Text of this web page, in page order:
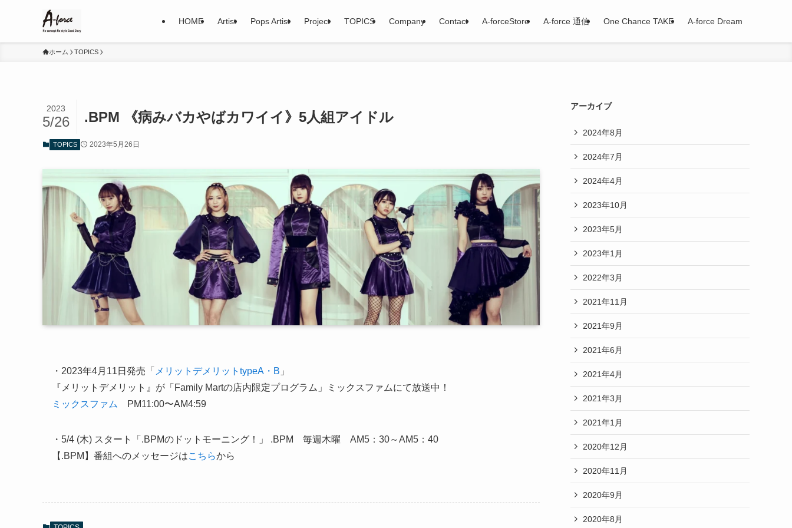
HOME Artist Pops Artist Project TOPICS Company Contact A-forceStore A-force 通信 One Chance TAKE A-force Dream
ホーム TOPICS
.BPM 《病みバカやばカワイイ》5人組アイドル
2023
5/26
TOPICS 2023年5月26日
・2023年4月11日発売「 メリットデメリットtypeA・B 」
『メリットデメリット』が「Family Martの店内限定プログラム」ミックスファムにて放送中！
ミックスファム
PM11:00〜AM4:59
・5/4 (木) スタート「.BPMのドットモーニング！」 .BPM 毎週木曜 AM5：30～AM5：40
【.BPM】番組へのメッセージはこちらから
アーカイブ
2024年8月
2024年7月
2024年4月
2023年10月
2023年5月
2023年1月
2022年3月
2021年11月
2021年9月
2021年6月
2021年4月
2021年3月
2021年1月
2020年12月
2020年11月
2020年9月
2020年8月